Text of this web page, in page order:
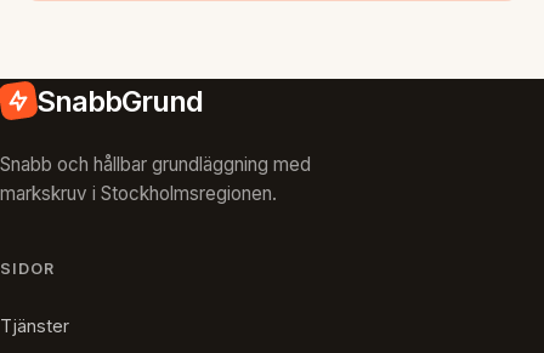
SnabbGrund
Snabb och hållbar grundläggning med
markskruv i Stockholmsregionen.
SIDOR
Tjänster